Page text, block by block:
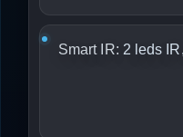
Smart IR: 2 leds